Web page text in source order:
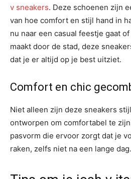
v sneakers. Deze schoenen zijn
van hoe comfort en stijl hand in
nu naar een casual feestje gaat
maakt door de stad, deze
dat je er altijd op je best uitziet.
Comfort en chic
Niet alleen zijn deze sneakers
ontworpen om comfortabel te
pasvorm die ervoor zorgt dat je
raken, zelfs niet na een lange dag.